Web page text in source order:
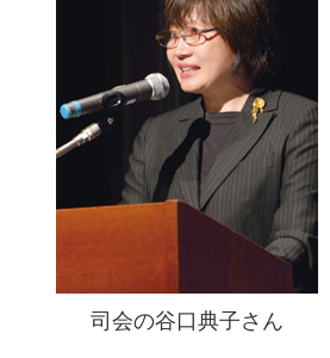
司会の谷口典子さん